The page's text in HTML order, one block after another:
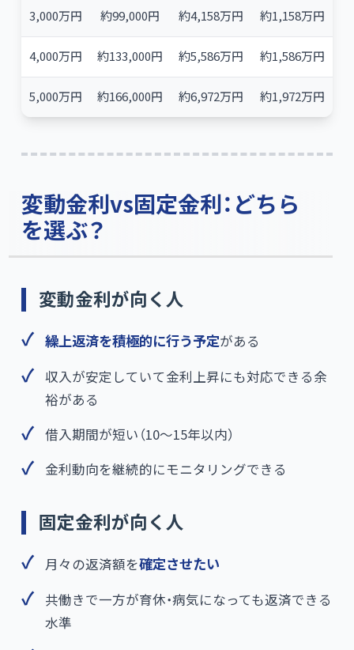
3,000万円 約99,000円 約4,158万円 約1,158万円
4,000万円 約133,000円 約5,586万円 約1,586万円
5,000万円 約166,000円 約6,972万円 約1,972万円
変動金利vs固定金利：どちら
を選ぶ？
変動金利が向く人
繰上返済を積極的に行う予定がある
収入が安定していて金利上昇にも対応できる余
裕がある
借入期間が短い（10〜15年以内）
金利動向を継続的にモニタリングできる
固定金利が向く人
月々の返済額を確定させたい
共働きで一方が育休・病気になっても返済できる
水準